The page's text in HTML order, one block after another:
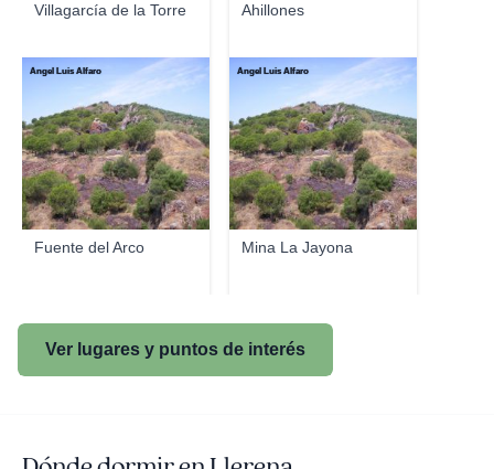
Villagarcía de la Torre Ahillones
Fuente del Arco
Ángel Luis Alfaro
Mina La Jayona
Ángel Luis Alfaro
Ver lugares y puntos de interés